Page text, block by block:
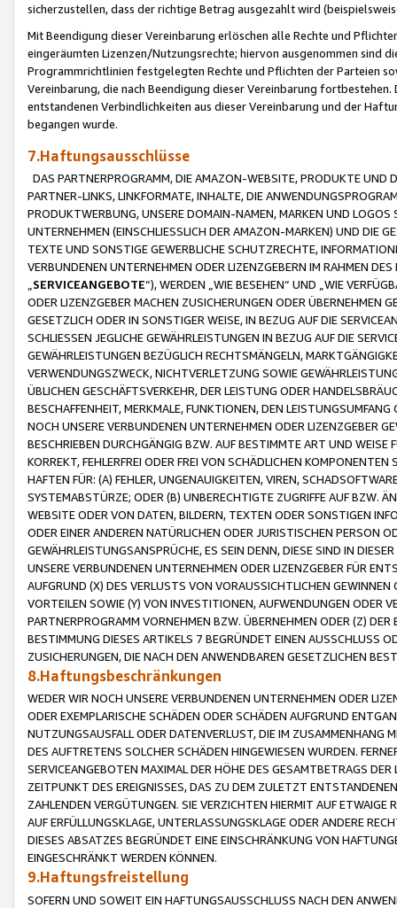
sicherzustellen, dass der richtige Betrag ausgezahlt wird
Mit Beendigung dieser Vereinbarung erlöschen alle Rechte und
eingeräumten Lizenzen/Nutzungsrechte; hiervon ausgenommen sind
Programmrichtlinien festgelegten Rechte und Pflichten der Parteien
Vereinbarung, die nach Beendigung dieser Vereinbarung
entstandenen Verbindlichkeiten aus dieser Vereinbarung und der
begangen wurde.
7.Haftungsausschlüsse
DAS PARTNERPROGRAMM, DIE AMAZON-WEBSITE, PRODUKTE UND
PARTNER-LINKS, LINKFORMATE, INHALTE, DIE
PRODUKTWERBUNG, UNSERE DOMAIN-NAMEN, MARKEN UND
UNTERNEHMEN (EINSCHLIESSLICH DER AMAZON-MARKEN) UND DIE
TEXTE UND SONSTIGE GEWERBLICHE SCHUTZRECHTE,
VERBUNDENEN UNTERNEHMEN ODER LIZENZGEBERN IM RAHMEN
SERVICEANGEBOTE“), WERDEN „WIE BESEHEN“ UND „WIE
ODER LIZENZGEBER MACHEN ZUSICHERUNGEN ODER ÜBERNEHMEN
GESETZLICH ODER IN SONSTIGER WEISE, IN BEZUG AUF DIE
SCHLIESSEN JEGLICHE GEWÄHRLEISTUNGEN IN BEZUG AUF DIE
GEWÄHRLEISTUNGEN BEZÜGLICH RECHTSMÄNGELN,
VERWENDUNGSZWECK, NICHTVERLETZUNG SOWIE
ÜBLICHEN GESCHÄFTSVERKEHR, DER LEISTUNG ODER
BESCHAFFENHEIT, MERKMALE, FUNKTIONEN, DEN
NOCH UNSERE VERBUNDENEN UNTERNEHMEN ODER LIZENZGEBER
BESCHRIEBEN DURCHGÄNGIG BZW. AUF BESTIMMTE ART UND
KORREKT, FEHLERFREI ODER FREI VON SCHÄDLICHEN
HAFTEN FÜR: (A) FEHLER, UNGENAUIGKEITEN, VIREN,
SYSTEMABSTÜRZE; ODER (B) UNBERECHTIGTE ZUGRIFFE AUF BZW.
WEBSITE ODER VON DATEN, BILDERN, TEXTEN ODER SONSTIGEN
ODER EINER ANDEREN NATÜRLICHEN ODER JURISTISCHEN PERSON
GEWÄHRLEISTUNGSANSPRÜCHE, ES SEIN DENN, DIESE SIND IN
UNSERE VERBUNDENEN UNTERNEHMEN ODER LIZENZGEBER FÜR
AUFGRUND (X) DES VERLUSTS VON VORAUSSICHTLICHEN
VORTEILEN SOWIE (Y) VON INVESTITIONEN, AUFWENDUNGEN ODER
PARTNERPROGRAMM VORNEHMEN BZW. ÜBERNEHMEN ODER (Z)
BESTIMMUNG DIESES ARTIKELS 7 BEGRÜNDET EINEN AUSSCHLUSS
ZUSICHERUNGEN, DIE NACH DEN ANWENDBAREN GESETZLICHEN
8.Haftungsbeschränkungen
WEDER WIR NOCH UNSERE VERBUNDENEN UNTERNEHMEN ODER
ODER EXEMPLARISCHE SCHÄDEN ODER SCHÄDEN AUFGRUND
NUTZUNGSAUSFALL ODER DATENVERLUST, DIE IM ZUSAMMENHANG
DES AUFTRETENS SOLCHER SCHÄDEN HINGEWIESEN WURDEN.
SERVICEANGEBOTEN MAXIMAL DER HÖHE DES GESAMTBETRAGS
ZEITPUNKT DES EREIGNISSES, DAS ZU DEM ZULETZT
ZAHLENDEN VERGÜTUNGEN. SIE VERZICHTEN HIERMIT AUF
AUF ERFÜLLUNGSKLAGE, UNTERLASSUNGSKLAGE ODER ANDERE
DIESES ABSATZES BEGRÜNDET EINE EINSCHRÄNKUNG VON
EINGESCHRÄNKT WERDEN KÖNNEN.
9.Haftungsfreistellung
SOFERN UND SOWEIT EIN HAFTUNGSAUSSCHLUSS NACH DEN